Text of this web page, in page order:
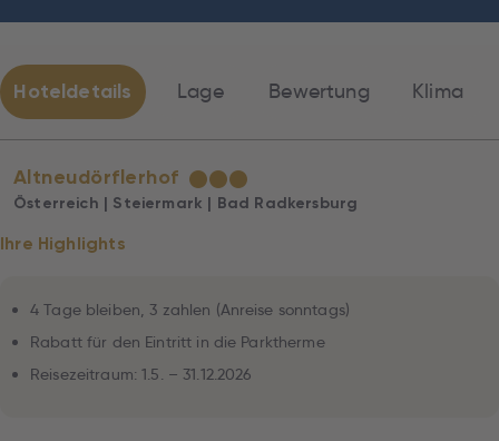
Hoteldetails Lage Bewertung Klima
Altneudörflerhof ★★★
Österreich | Steiermark | Bad Radkersburg
Ihre Highlights
4 Tage bleiben, 3 zahlen (Anreise sonntags)
Rabatt für den Eintritt in die Parktherme
Reisezeitraum: 1.5. – 31.12.2026